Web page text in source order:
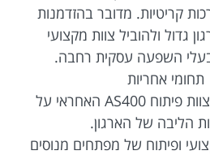
קריטיות. מדובר בהזדמנות
גדול ולהוביל צוות מקצועי
השפעה עסקית רחבה.
תחומי אחריות
• ניהול והובלת צוות פיתוח AS400 האחראי על
הליבה של הארגון.
ופיתוח של מפתחים מנוסים